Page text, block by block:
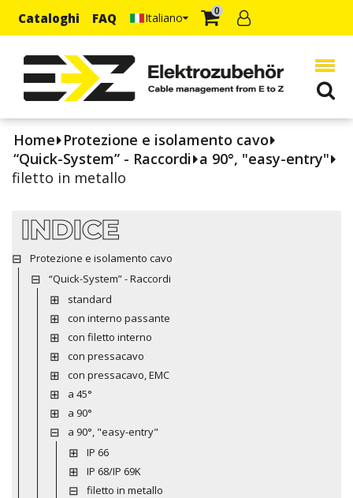
Cataloghi FAQ Italiano 0
Home Protezione e isolamento cavo
“Quick-System” - Raccordi a 90°, "easy-entry"
filetto in metallo
INDICE
Protezione e isolamento cavo
“Quick-System” - Raccordi
standard
con interno passante
con filetto interno
con pressacavo
con pressacavo, EMC
a 45°
a 90°
a 90°, "easy-entry"
IP 66
IP 68/IP 69K
filetto in metallo